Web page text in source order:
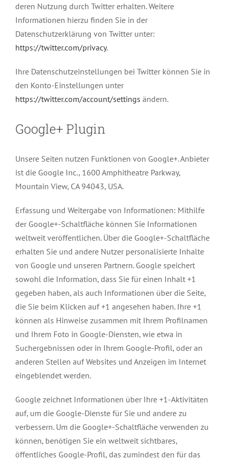
deren Nutzung durch Twitter erhalten. Weitere
Informationen hierzu finden Sie in der
Datenschutzerklärung von Twitter unter:
https://twitter.com/privacy.
Ihre Datenschutzeinstellungen bei Twitter können Sie in
den Konto-Einstellungen unter
https://twitter.com/account/settings ändern.
Google+ Plugin
Unsere Seiten nutzen Funktionen von Google+. Anbieter
ist die Google Inc., 1600 Amphitheatre Parkway,
Mountain View, CA 94043, USA.
Erfassung und Weitergabe von Informationen: Mithilfe
der Google+-Schaltfläche können Sie Informationen
weltweit veröffentlichen. Über die Google+-Schaltfläche
erhalten Sie und andere Nutzer personalisierte Inhalte
von Google und unseren Partnern. Google speichert
sowohl die Information, dass Sie für einen Inhalt +1
gegeben haben, als auch Informationen über die Seite,
die Sie beim Klicken auf +1 angesehen haben. Ihre +1
können als Hinweise zusammen mit Ihrem Profilnamen
und Ihrem Foto in Google-Diensten, wie etwa in
Suchergebnissen oder in Ihrem Google-Profil, oder an
anderen Stellen auf Websites und Anzeigen im Internet
eingeblendet werden.
Google zeichnet Informationen über Ihre +1-Aktivitäten
auf, um die Google-Dienste für Sie und andere zu
verbessern. Um die Google+-Schaltfläche verwenden zu
können, benötigen Sie ein weltweit sichtbares,
öffentliches Google-Profil, das zumindest den für das